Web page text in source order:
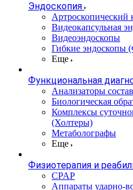
Эндоскопия
Артроскопический
Видеокапсульная
Видеоэндоскопы
Гибкие эндоскопы
Еще
Функциональная
Анализаторы
Биологическая
Комплексы
(Холтеры)
Метаболографы
Еще
Физиотерапия и
CPAP
Аппараты ударно-